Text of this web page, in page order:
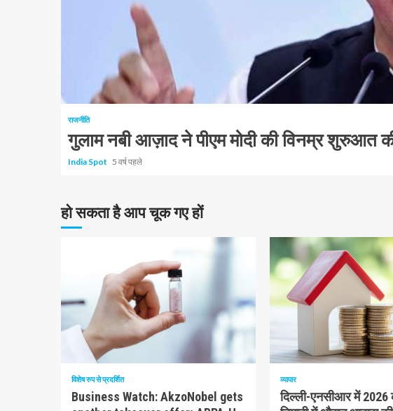
1 न्यूनतम पढ़ा
राजनीति
गुलाम नबी आज़ाद ने पीएम मोदी की विनम्र शुरुआत
India Spot 5 वर्ष पहले
हो सकता है आप चूक गए हों
10 न्यूनतम पढ़ा
विशेष रुप से प्रदर्शित
Business Watch: AkzoNobel gets
व्यापार
दिल्ली-एनसीआर में 2026